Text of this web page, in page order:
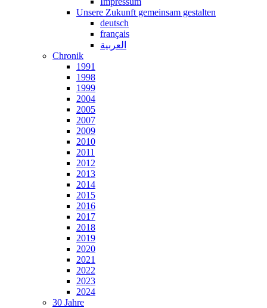
Unsere Zukunft gemeinsam gestalten
deutsch
français
العربية
Chronik
1991
1998
1999
2004
2005
2007
2009
2010
2011
2012
2013
2014
2015
2016
2017
2018
2019
2020
2021
2022
2023
2024
30 Jahre